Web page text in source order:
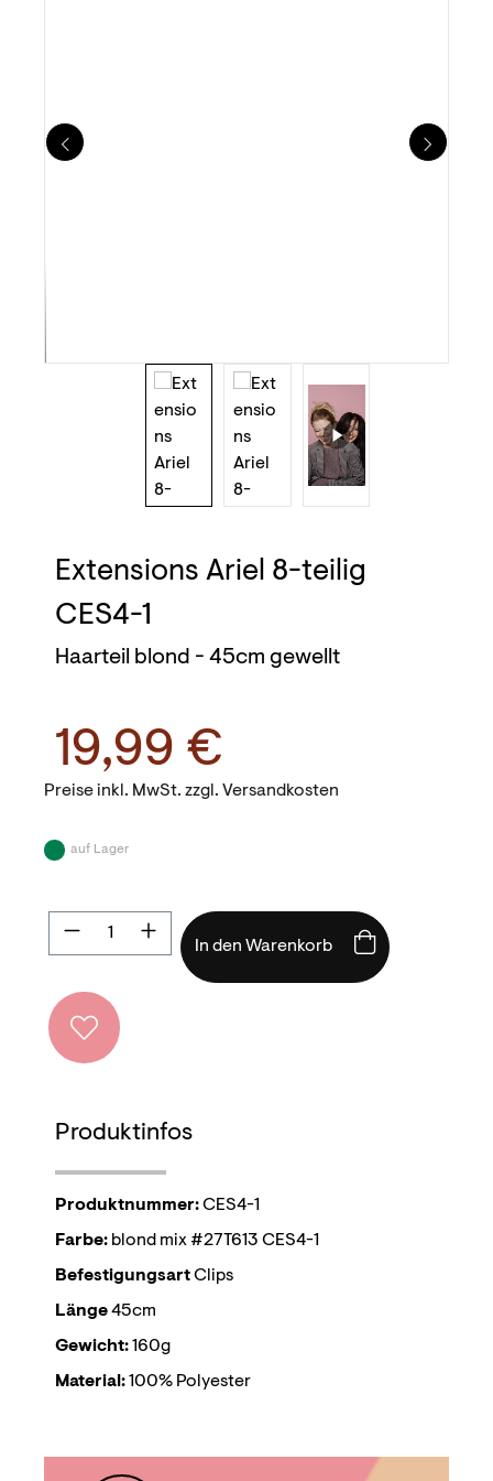
Extensions Ariel 8-teilig
CES4-1
Haarteil blond - 45cm gewellt
19,99 €
Preise inkl. MwSt. zzgl. Versandkosten
auf Lager
Produkt Anzahl: Gib den gewünschten
In den Warenkorb
Produktinfos
Produktnummer:CES4-1
Farbe: blond mix #27T613 CES4-1
BefestigungsartClips
Länge45cm
Gewicht:160g
Material:100% Polyester